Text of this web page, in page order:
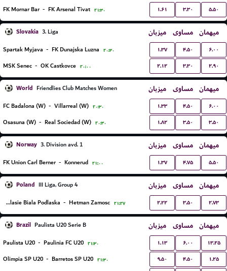
FK Mornar Bar - FK Arsenal Tivat ۲۱:۳۰ ۱.۶۱ ۳.۳۰ ۵.۵۰
Slovakia 3. Liga میزبان مساوی میهمان
Spartak Myjava - FK Dunajska Luzna ۲۰:۳۰ ۱.۳۷ ۴.۵۰ ۶.۰۰
MSK Senec - OK Castkovce ۲۰:۰۰ ۲.۱۲ ۳.۳۰ ۲.۹۰
World Friendlies Club Matches Women میزبان مساوی میهمان
FC Badalona (W) - Villarreal (W) ۲۰:۳۰ ۱.۳۳ ۴.۵۰ ۶.۰۰
Osasuna (W) - Real Sociedad (W) ۲۰:۳۰ ۱.۸۲ ۳.۵۰ ۳.۵۰
Norway 3. Division avd. 1 میزبان مساوی میهمان
FK Union Carl Berner - Konnerud ۲۱:۰۰ ۱.۳۷ ۴.۷۵ ۵.۵۰
Poland III Liga, Group 4 میزبان مساوی میهمان
MKS Podlasie Biala Podlaska - Hetman Zamosc ۲۱:۲۷ ۲.۲۲ ۳.۵۰ ۲.۷۳
Brazil Paulista U20 Serie B میزبان مساوی میهمان
Paulista U20 - Paulinia FC U20 ۲۱:۳۰ ۱.۱۳ ۶.۰۰ ۱۳.۲۵
Olimpia SP U20 - Barretos SP U20 ۲۱:۳۰ ۹.۵۰ ۴.۵۰ ۱.۲۵